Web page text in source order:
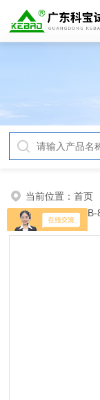
当前位置：首页
命试验机> DB-